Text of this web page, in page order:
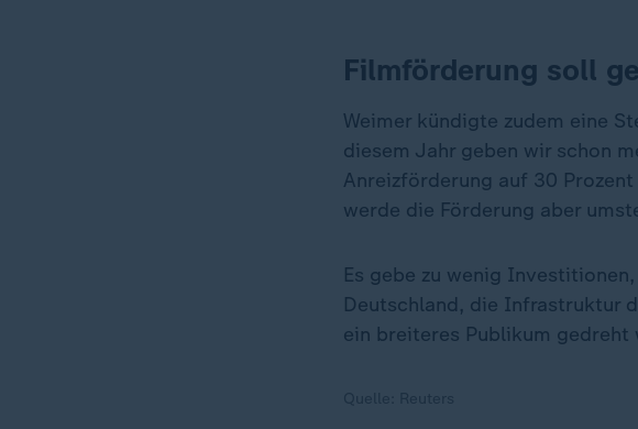
Filmförderung soll
Weimer kündigte zudem eine
diesem Jahr geben wir schon
Anreizförderung auf 30
werde die Förderung aber
Es gebe zu wenig
Deutschland, die Infrastruktur
ein breiteres Publikum gedreht